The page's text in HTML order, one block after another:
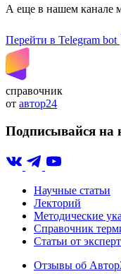
А еще в нашем канале
Перейти в Telegram bot
справочник
от автор24
Подписывайся на
Научные статьи
Лекторий
Методические
Справочник
Статьи от
Отзывы об